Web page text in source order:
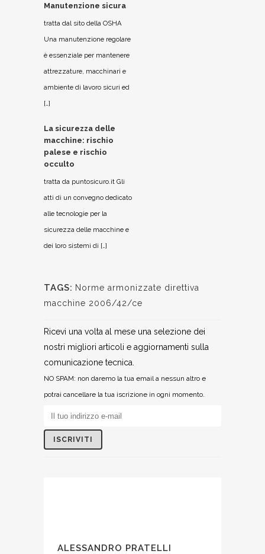
Manutenzione sicura
tratta dal sito della OSHA
Una manutenzione regolare
è essenziale per mantenere
attrezzature, macchinari e
ambiente di lavoro sicuri ed
[…]
La sicurezza delle
macchine: rischio
palese e rischio
occulto
tratta da puntosicuro.it Gli
atti di un convegno dedicato
alle tecnologie per la
sicurezza delle macchine e
dei loro sistemi di […]
TAGS: Norme armonizzate direttiva
macchine 2006/42/ce
Ricevi una volta al mese una selezione dei
nostri migliori articoli e aggiornamenti sulla
comunicazione tecnica.
NO SPAM: non daremo la tua email a nessun altro e
potrai cancellare la tua iscrizione in ogni momento.
ALESSANDRO PRATELLI